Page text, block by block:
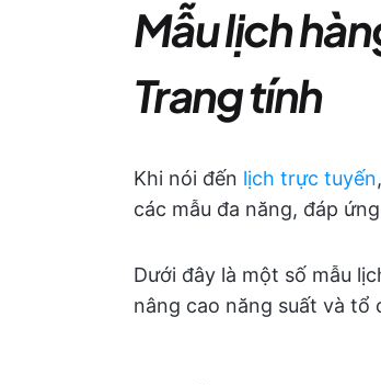
Mẫu lịch
Trang tính
Khi nói đến lịch trực tuyến
các mẫu đa năng, đáp
Dưới đây là một số mẫu
nâng cao năng suất và tổ